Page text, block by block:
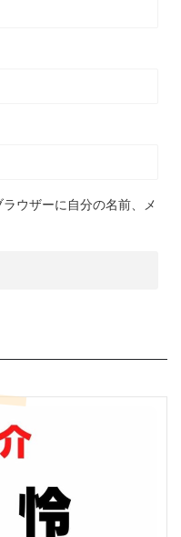
ウザーに自分の名前、メ